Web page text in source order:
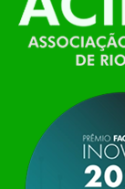
de
Itajaí,
Conexão
tecnologia
encontro